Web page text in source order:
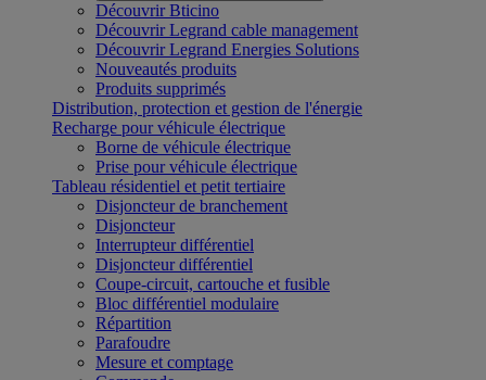
Découvrir Bticino
Découvrir Legrand cable management
Découvrir Legrand Energies Solutions
Nouveautés produits
Produits supprimés
Distribution, protection et gestion de l'énergie
Recharge pour véhicule électrique
Borne de véhicule électrique
Prise pour véhicule électrique
Tableau résidentiel et petit tertiaire
Disjoncteur de branchement
Disjoncteur
Interrupteur différentiel
Disjoncteur différentiel
Coupe-circuit, cartouche et fusible
Bloc différentiel modulaire
Répartition
Parafoudre
Mesure et comptage